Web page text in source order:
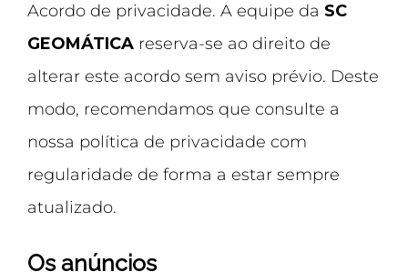
Acordo de privacidade. A equipe da SC
GEOMÁTICA reserva-se ao direito de
alterar este acordo sem aviso prévio. Deste
modo, recomendamos que consulte a
nossa política de privacidade com
regularidade de forma a estar sempre
atualizado.
Os anúncios